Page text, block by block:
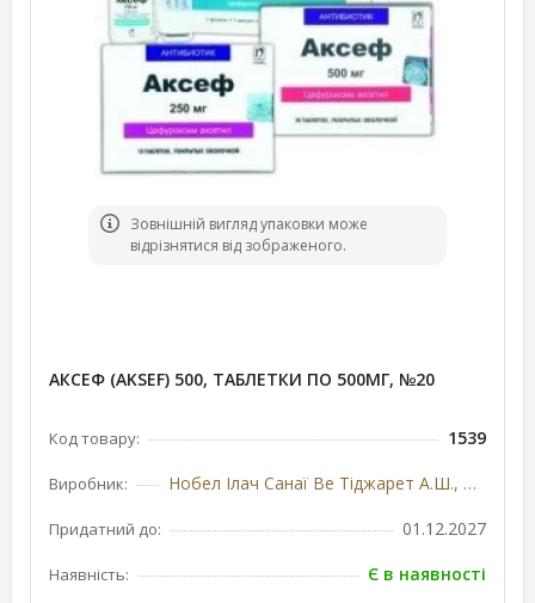
Зовнішній вигляд упаковки може
відрізнятися від зображеного.
АКСЕФ (AKSEF) 500, ТАБЛЕТКИ ПО 500МГ, №20
Код товару: 1539
Виробник: Нобел Ілач Санаї Ве Тіджарет А.Ш., Туреччина
Придатний до: 01.12.2027
Наявність:
Є в наявності